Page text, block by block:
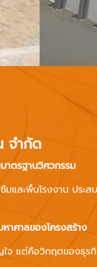
จำกัด
าตรฐานวิศวกรรม
มและพื้นโรงงาน ปร
าศาลของโครงสร้าง
ใจ แต่คือวิกฤตของธุร